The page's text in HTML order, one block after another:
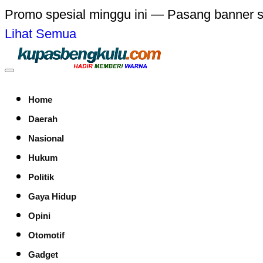
Promo spesial minggu ini — Pasang banner
Lihat Semua
Home
Daerah
Nasional
Hukum
Politik
Gaya Hidup
Opini
Otomotif
Gadget